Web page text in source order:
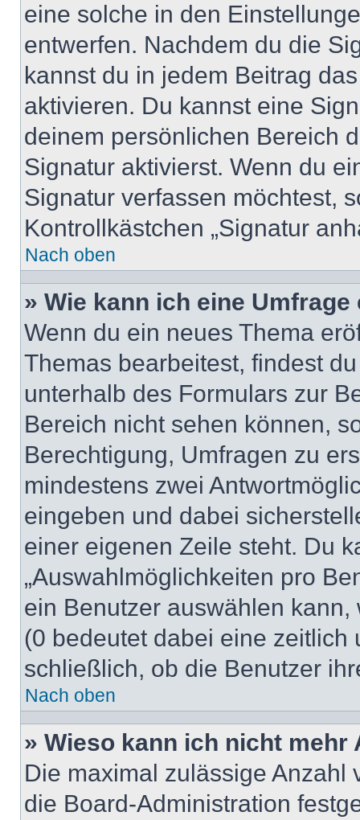
eine solche in den
entwerfen. Nachdem du die
kannst du in jedem Beitrag
aktivieren. Du kannst eine
deinem persönlichen Bereich
Signatur aktivierst. Wenn du
Signatur verfassen möchtest,
Kontrollkästchen „Signatur
Nach oben
» Wie kann ich eine
Wenn du ein neues Thema
Themas bearbeitest, findest
unterhalb des Formulars zur
Bereich nicht sehen können,
Berechtigung, Umfragen zu
mindestens zwei
eingeben und dabei
einer eigenen Zeile steht. Du
„Auswahlmöglichkeiten pro
ein Benutzer auswählen
(0 bedeutet dabei eine
schließlich, ob die Benutzer
Nach oben
» Wieso kann ich nicht
Die maximal zulässige Anzahl
die Board-Administration